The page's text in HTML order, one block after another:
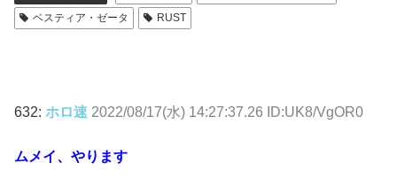
ベスティア・ゼータ
RUST
632: ホロ速 2022/08/17(水) 14:27:37.26 ID:UK8/VgOR0
ムメイ、やります